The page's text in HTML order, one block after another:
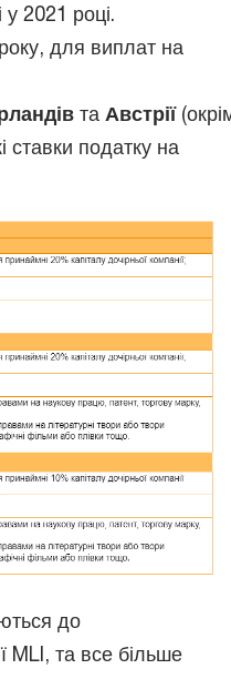
у 2021 році.
для виплат на
та Австрії
ставки податку на
до
MLI, та все більше